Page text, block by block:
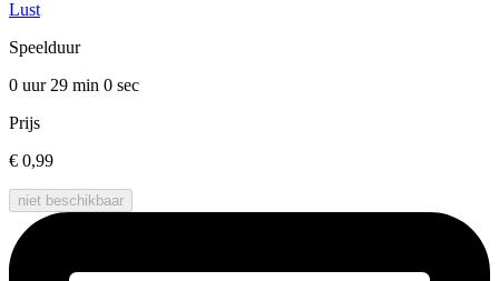
Lust
Speelduur
0 uur 29 min 0 sec
Prijs
€ 0,99
niet beschikbaar